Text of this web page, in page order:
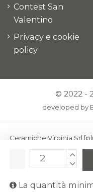
La quantità
Contest San
Valentino
Privacy e cookie
policy
© 2022 -
developed by
Ceramiche Virginia Srl
euro i.v.] - Via Virginio